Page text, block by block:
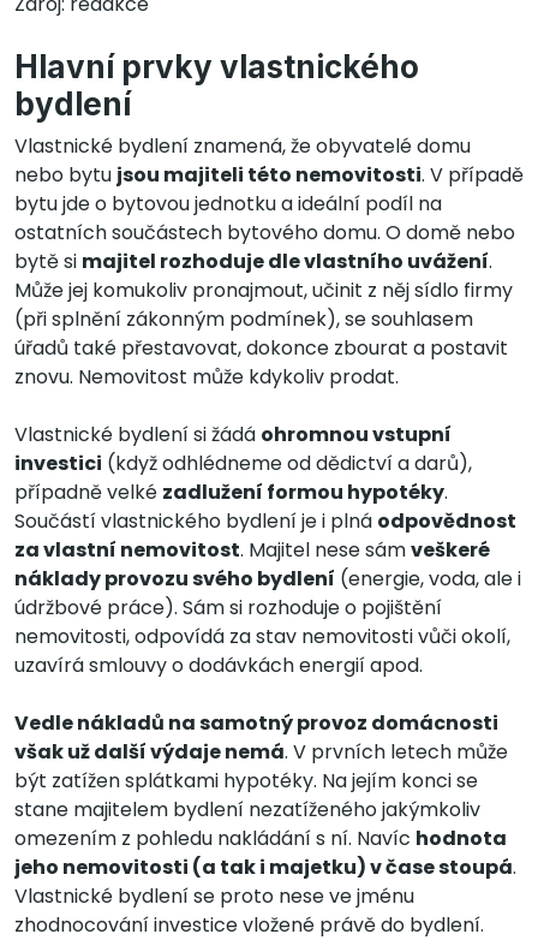
Hlavní prvky vlastnického
bydlení
Vlastnické bydlení znamená, že obyvatelé domu
nebo bytu jsou majiteli této nemovitosti. V případě
bytu jde o bytovou jednotku a ideální podíl na
ostatních součástech bytového domu. O domě nebo
bytě si majitel rozhoduje dle vlastního uvážení.
Může jej komukoliv pronajmout, učinit z něj sídlo firmy
(při splnění zákonným podmínek), se souhlasem
úřadů také přestavovat, dokonce zbourat a postavit
znovu. Nemovitost může kdykoliv prodat.
Vlastnické bydlení si žádá ohromnou vstupní
investici (když odhlédneme od dědictví a darů),
případně velké zadlužení formou hypotéky.
Součástí vlastnického bydlení je i plná odpovědnost
za vlastní nemovitost. Majitel nese sámveškeré
náklady provozu svého bydlení (energie, voda, ale i
údržbové práce). Sám si rozhoduje o pojištění
nemovitosti, odpovídá za stav nemovitosti vůči okolí,
uzavírá smlouvy o dodávkách energií apod.
Vedle nákladů na samotný provoz domácnosti
však už další výdaje nemá. V prvních letech může
být zatížen splátkami hypotéky. Na jejím konci se
stane majitelem bydlení nezatíženého jakýmkoliv
omezením z pohledu nakládání s ní. Navíc hodnota
jeho nemovitosti (a tak i majetku) v čase stoupá.
Vlastnické bydlení se proto nese ve jménu
zhodnocování investice vložené právě do bydlení.